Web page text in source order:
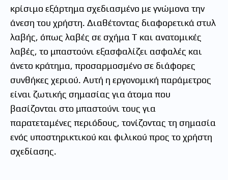
κρίσιμο εξάρτημα σχεδιασμένο με γνώμονα την
άνεση του χρήστη. Διαθέτοντας διαφορετικά στυλ
λαβής, όπως λαβές σε σχήμα Τ και ανατομικές
λαβές, το μπαστούνι εξασφαλίζει ασφαλές και
άνετο κράτημα, προσαρμοσμένο σε διάφορες
συνθήκες χεριού. Αυτή η εργονομική παράμετρος
είναι ζωτικής σημασίας για άτομα που
βασίζονται στο μπαστούνι τους για
παρατεταμένες περιόδους, τονίζοντας τη σημασία
ενός υποστηρικτικού και φιλικού προς το χρήστη
σχεδίασης.